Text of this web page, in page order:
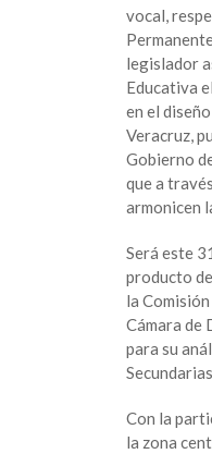
vocal,
legislador
Educativa
en el
Veracruz,
Gobierno
que a
armonicen
Será este
producto
la
Cámara de
para su
Con la
la zona